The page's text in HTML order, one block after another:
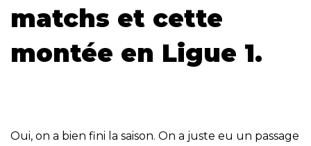
matchs et cette
montée en Ligue 1.
Oui, on a bien fini la saison. On a juste eu un passage